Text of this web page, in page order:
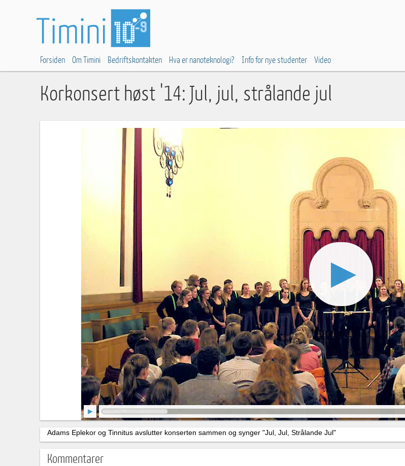
Forsiden Om Timini Bedriftskontakten Hva er nanoteknologi? Info for nye studenter Video
Korkonsert høst '14: Jul, jul, strålande jul
Adams Eplekor og Tinnitus avslutter konserten sammen og synger "Jul, Jul, Strålande Jul"
Kommentarer